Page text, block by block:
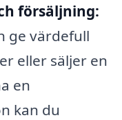
försäljning:
ge värdefull
eller säljer en
en
kan du